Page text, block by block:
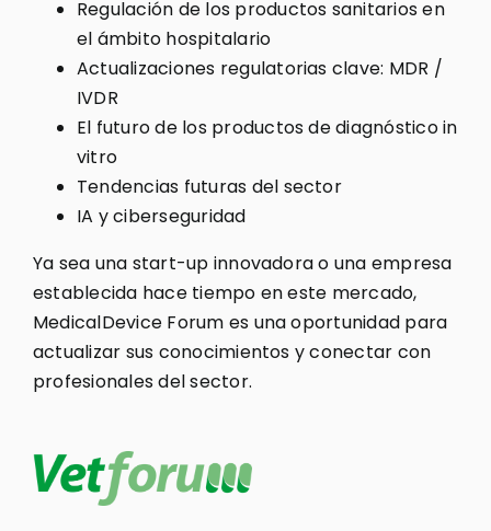
Regulación de los productos sanitarios en
el ámbito hospitalario
Actualizaciones regulatorias clave: MDR /
IVDR
El futuro de los productos de diagnóstico in
vitro
Tendencias futuras del sector
IA y ciberseguridad
Ya sea una start-up innovadora o una empresa
establecida hace tiempo en este mercado,
MedicalDevice Forum es una oportunidad para
actualizar sus conocimientos y conectar con
profesionales del sector.